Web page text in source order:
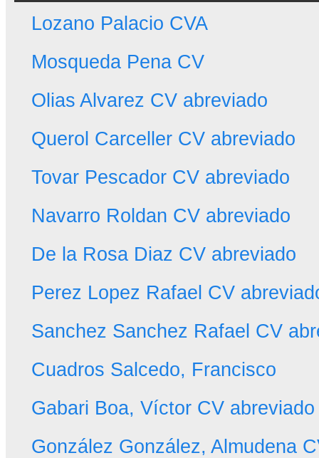
Lozano Palacio CVA
Mosqueda Pena CV
Olias Alvarez CV abreviado
Querol Carceller CV abreviado
Tovar Pescador CV abreviado
Navarro Roldan CV abreviado
De la Rosa Diaz CV abreviado
Perez Lopez Rafael CV
Sanchez Sanchez Rafael CV
Cuadros Salcedo, Francisco
Gabari Boa, Víctor CV abreviado
González González, Almudena